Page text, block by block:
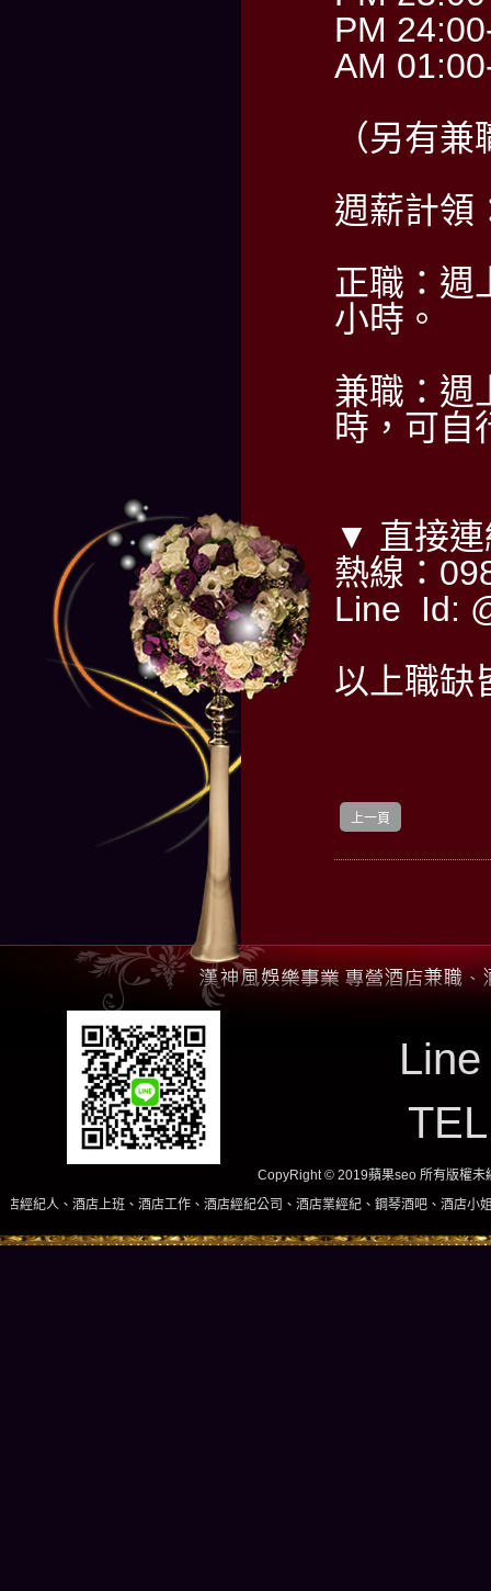
PM
AM
（另有
週薪計領
正職：週
小時。
兼職：週
時，可自
▼ 直接連
熱線：
Line Id:
以上職缺
上一頁
CopyRight © 2019蘋果seo 所有版權未
、酒店工作、酒店經紀公司、酒店業經紀、鋼琴酒吧、酒店小姐、酒店兼職